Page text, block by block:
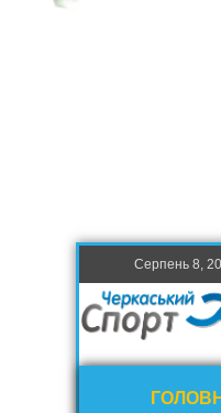
Серпень 8,